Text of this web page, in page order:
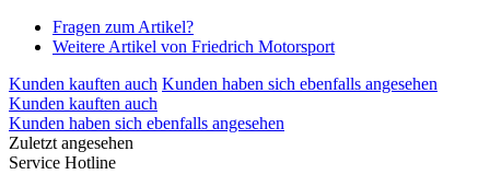
Fragen zum Artikel?
Weitere Artikel von Friedrich Motorsport
Kunden kauften auch Kunden haben sich ebenfalls angesehen
Kunden kauften auch
Kunden haben sich ebenfalls angesehen
Zuletzt angesehen
Service Hotline